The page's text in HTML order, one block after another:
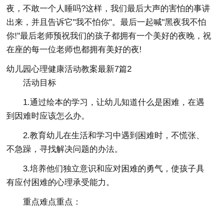
夜，不敢一个人睡吗?这样，我们最后大声的害怕的事讲
出来，并且告诉它"我不怕你"。最后一起喊"黑夜我不怕
你!"最后老师预祝我们的孩子都拥有一个美好的夜晚，祝
在座的每一位老师也都拥有美好的夜!
幼儿园心理健康活动教案最新7篇2
活动目标
1.通过绘本的学习，让幼儿知道什么是困难，在遇
到因难时应该怎么办。
2.教育幼儿在生活和学习中遇到困难时，不慌张、
不急躁，寻找解决问题的办法。
3.培养他们独立意识和应对困难的勇气，使孩子具
有应付困难的心理承受能力。
重点难点重点：